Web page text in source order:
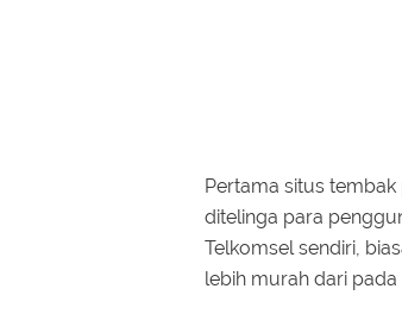
Pertama situs tembak
ditelinga para
Telkomsel sendiri,
lebih murah dari